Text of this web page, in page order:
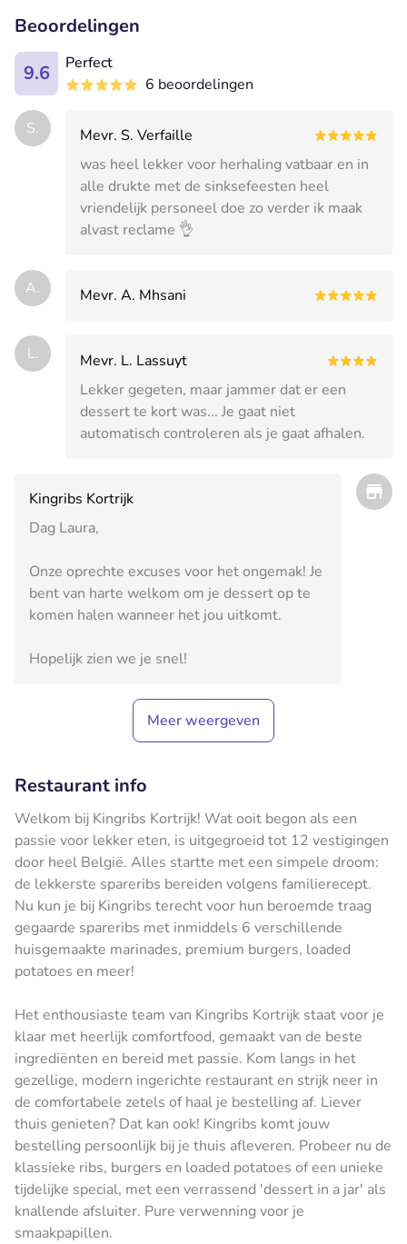
Beoordelingen
9.6
Perfect
6 beoordelingen
S.
Mevr. S. Verfaille
was heel lekker voor herhaling vatbaar en in
alle drukte met de sinksefeesten heel
vriendelijk personeel doe zo verder ik maak
alvast reclame 👌
A. Mevr. A. Mhsani
L.
Mevr. L. Lassuyt
Lekker gegeten, maar jammer dat er een
dessert te kort was... Je gaat niet
automatisch controleren als je gaat afhalen.
Kingribs Kortrijk
Dag Laura,
Onze oprechte excuses voor het ongemak! Je
bent van harte welkom om je dessert op te
komen halen wanneer het jou uitkomt.
Hopelijk zien we je snel!
Meer weergeven
Restaurant info
Welkom bij Kingribs Kortrijk! Wat ooit begon als een
passie voor lekker eten, is uitgegroeid tot 12 vestigingen
door heel België. Alles startte met een simpele droom:
de lekkerste spareribs bereiden volgens familierecept.
Nu kun je bij Kingribs terecht voor hun beroemde traag
gegaarde spareribs met inmiddels 6 verschillende
huisgemaakte marinades, premium burgers, loaded
potatoes en meer!
Het enthousiaste team van Kingribs Kortrijk staat voor je
klaar met heerlijk comfortfood, gemaakt van de beste
ingrediënten en bereid met passie. Kom langs in het
gezellige, modern ingerichte restaurant en strijk neer in
de comfortabele zetels of haal je bestelling af. Liever
thuis genieten? Dat kan ook! Kingribs komt jouw
bestelling persoonlijk bij je thuis afleveren. Probeer nu de
klassieke ribs, burgers en loaded potatoes of een unieke
tijdelijke special, met een verrassend 'dessert in a jar' als
knallende afsluiter. Pure verwenning voor je
smaakpapillen.